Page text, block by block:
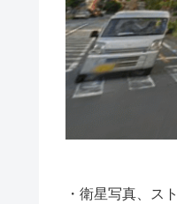
・衛星写真、ス